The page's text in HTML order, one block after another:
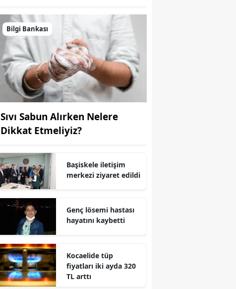
Tunceli
Şanlıurfa
Uşak
Van
Zonguldak
Bayburt
Kırıkkale
Şırnak
Bartın
Bilgi Bankası
Sıvı Sabun Alırken Nelere
Dikkat Etmeliyiz?
Başiskele iletişim
merkezi ziyaret edildi
Genç lösemi hastası
hayatını kaybetti
Kocaelide tüp
fiyatları iki ayda 320
TL arttı